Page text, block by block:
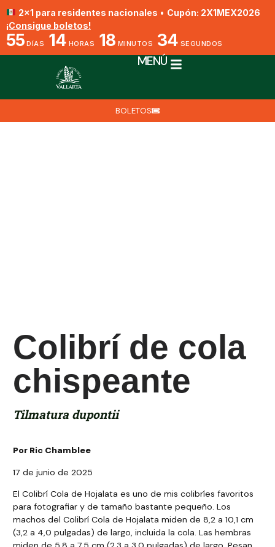
2x1 para residentes nacionales • Cupón: 2X1MEX2026
¡Consigue boletos!
55 DÍAS 14 HORAS 18 MINUTOS 33 SEGUNDOS
MENÚ
BOLETOS
Colibrí de cola
chispeante
Tilmatura dupontii
Por Ric Chamblee
17 de junio de 2025
El Colibrí Cola de Hojalata es uno de mis colibríes favoritos
para fotografiar y de tamaño bastante pequeño. Los
machos del Colibrí Cola de Hojalata miden de 8,2 a 10,1 cm
(3,2 a 4,0 pulgadas) de largo, incluida la cola. Las hembras